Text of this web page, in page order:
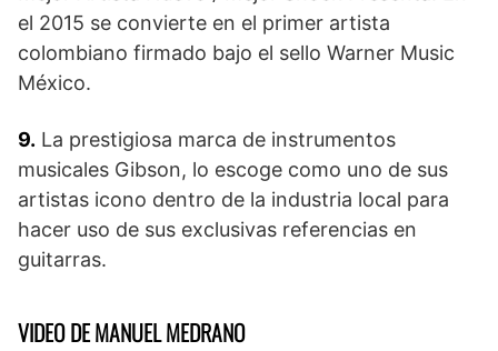
el 2015 se convierte en el primer artista
colombiano firmado bajo el sello Warner Music
México.
9. La prestigiosa marca de instrumentos
musicales Gibson, lo escoge como uno de sus
artistas icono dentro de la industria local para
hacer uso de sus exclusivas referencias en
guitarras.
VIDEO DE MANUEL MEDRANO